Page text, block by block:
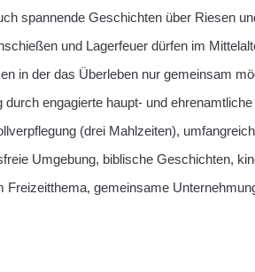
spannende Geschichten über Riesen
und Lagerfeuer dürfen im
in der das Überleben nur gemeinsam
engagierte haupt- und ehrenamtliche
(drei Mahlzeiten),
Umgebung, biblische Geschichten,
gemeinsame